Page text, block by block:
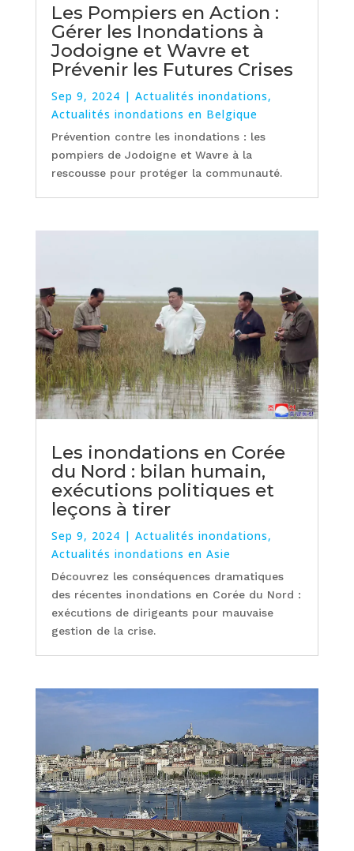
Les Pompiers en Action :
Gérer les Inondations à
Jodoigne et Wavre et
Prévenir les Futures Crises
Sep 9, 2024 | Actualités inondations,
Actualités inondations en Belgique
Prévention contre les inondations : les
pompiers de Jodoigne et Wavre à la
rescousse pour protéger la communauté.
Les inondations en Corée
du Nord : bilan humain,
exécutions politiques et
leçons à tirer
Sep 9, 2024 | Actualités inondations,
Actualités inondations en Asie
Découvrez les conséquences dramatiques
des récentes inondations en Corée du Nord :
exécutions de dirigeants pour mauvaise
gestion de la crise.